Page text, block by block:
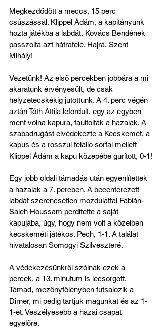
Megkezdődött a meccs, 15 perc
csúszással. Klippel Ádám, a kapitányunk
hozta játékba a labdát, Kovács Bendének
passzolta azt hátrafelé. Hajrá, Szent
Mihály!
Vezetünk! Az első percekben jobbára a mi
akaratunk érvényesült, de csak
helyzetecskékig jutottunk. A 4. perc végén
aztán Tóth Attila lefordult, egy az egyben
ment volna kapura, faultolták a hazaiak. A
szabadrúgást elvédekezte a Kecskemét, a
kapus és a rosszul felálló sorfal mellett
Klippel Ádám a kapu közepébe gurított, 0-1!
Egy jobb oldali támadás után egyenlítettek
a hazaiak a 7. percben. A becenterezett
labdát szerencsétlen mozdulattal Fábián-
Saleh Houssam perdítette a saját
kapujába, úgy, hogy nem volt a közelben
kecskeméti játékos. Pech, 1-1. A találat
hivatalosan Somogyi Szilveszteré.
A védekezésünkről szólnak ezek a
percek, a 13. minutum is lecsorgott.
Támad, mezőnyfölényben futsalozik a
Dirner, mi pedig tartjuk magunkat és az 1-
1-et. Veszélyesebb a hazai csapat
egyelőre.